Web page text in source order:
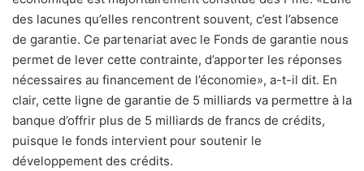
des lacunes qu’elles rencontrent souvent, c’est l’absence
de garantie. Ce partenariat avec le Fonds de garantie nous
permet de lever cette contrainte, d’apporter les réponses
nécessaires au financement de l’économie», a-t-il dit. En
clair, cette ligne de garantie de 5 milliards va permettre à la
banque d’offrir plus de 5 milliards de francs de crédits,
puisque le fonds intervient pour soutenir le
développement des crédits.